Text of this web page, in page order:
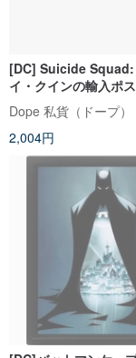
[DC] Suicide Squad:
イ・クインの輸入ポ
み立てよう
Dope 私貨（ドープ）
2,004円